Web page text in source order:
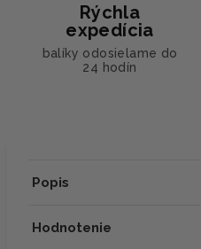
Rýchla
expedícia
balíky odosielame do
24 hodín
Popis
Hodnotenie